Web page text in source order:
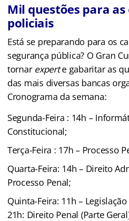
Mil questões para
policiais
Está se preparando para os
segurança pública? O Gran
tornar experte gabaritar as
das mais diversas bancas
Cronograma da semana:
Segunda-Feira : 14h –
Constitucional;
Terça-Feira : 17h – Processo
Quarta-Feira: 14h – Direito
Processo Penal;
Quinta-Feira: 11h –
21h: Direito Penal (Parte